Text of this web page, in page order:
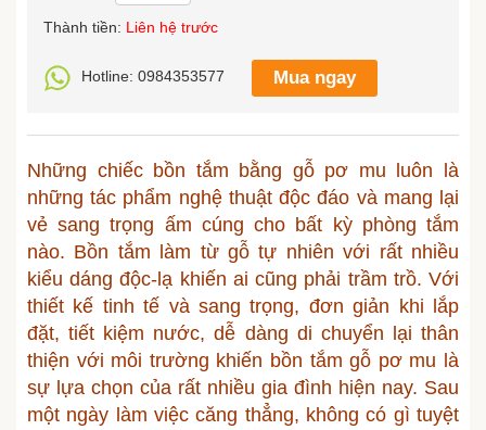
Thành tiền: Liên hệ trước
Hotline: 0984353577
Những chiếc bồn tắm bằng gỗ pơ mu luôn là
những tác phẩm nghệ thuật độc đáo và mang lại
vẻ sang trọng ấm cúng cho bất kỳ phòng tắm
nào. Bồn tắm làm từ gỗ tự nhiên với rất nhiều
kiểu dáng độc-lạ khiến ai cũng phải trầm trồ. Với
thiết kế tinh tế và sang trọng, đơn giản khi lắp
đặt, tiết kiệm nước, dễ dàng di chuyển lại thân
thiện với môi trường khiến bồn tắm gỗ pơ mu là
sự lựa chọn của rất nhiều gia đình hiện nay. Sau
một ngày làm việc căng thẳng, không có gì tuyệt